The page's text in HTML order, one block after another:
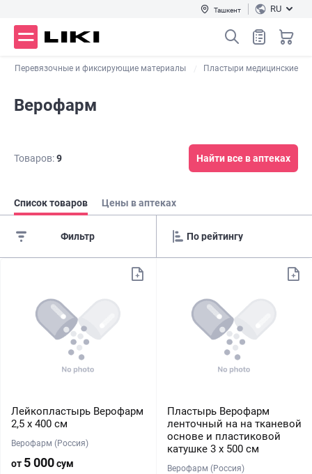
Ташкент RU
Перевязочные и фиксирующие материалы Пластыри медицинские
Верофарм
Товаров:9 Найти все в аптеках
Список товаров Цены в аптеках
Фильтр
Лейкопластырь Верофарм
2,5 х 400 см
Верофарм (Россия)
от 5 000сум
Пластырь Верофарм
ленточный на на тканевой
основе и пластиковой
катушке 3 х 500 см
Верофарм (Россия)